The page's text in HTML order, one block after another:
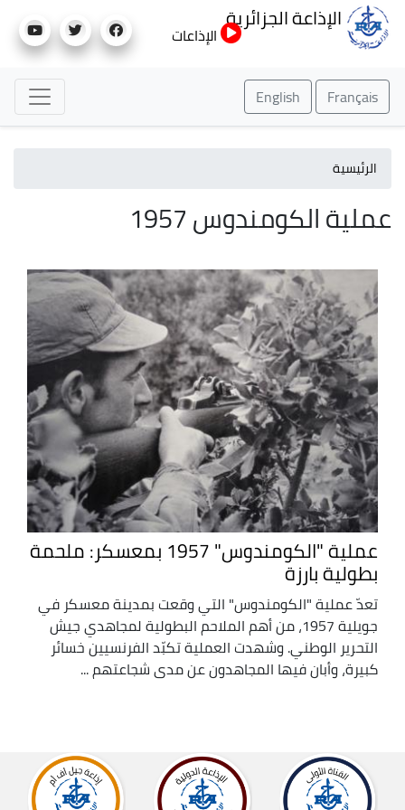
إلى
الإذاعة الجزائرية
الإذاعات
Français
English
الرئيسية
عملية الكومندوس 1957
عملية "الكومندوس" 1957 بمعسكر: ملحمة
بطولية بارزة
تعدّ عملية "الكومندوس" التي وقعت بمدينة معسكر في
جويلية 1957، من أهم الملاحم البطولية لمجاهدي جيش
التحرير الوطني. وشهدت العملية تكبّد الفرنسيين خسائر
كبيرة، وأبان فيها المجاهدون عن مدى شجاعتهم ...